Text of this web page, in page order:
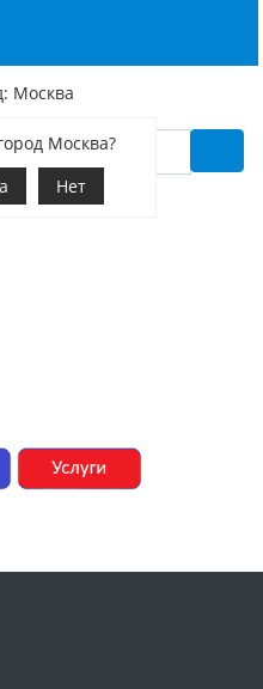
Москва
Москва?
Нет